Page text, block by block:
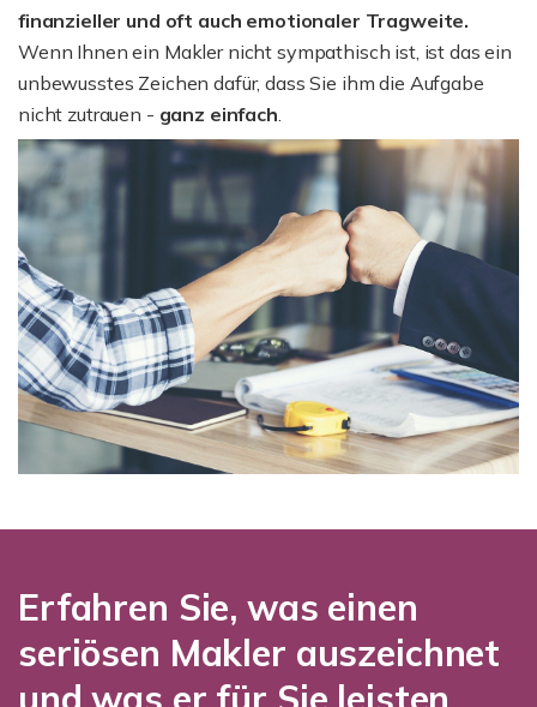
finanzieller und oft auch emotionaler Tragweite.
Wenn Ihnen ein Makler nicht sympathisch ist, ist das ein
unbewusstes Zeichen dafür, dass Sie ihm die Aufgabe
nicht zutrauen - ganz einfach
Erfahren Sie, was einen
seriösen Makler auszeichnet